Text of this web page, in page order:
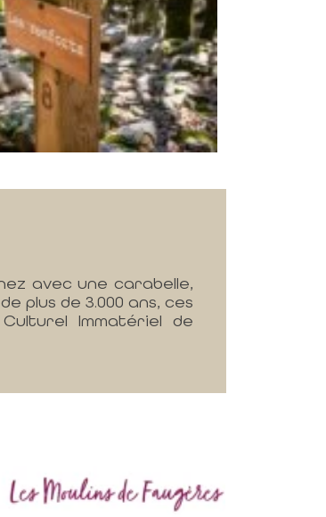
avec une carabelle,
plus de 3.000 ans, ces
Immatériel de